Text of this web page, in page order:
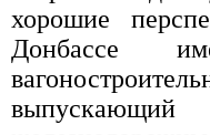
хорошие
Донбассе